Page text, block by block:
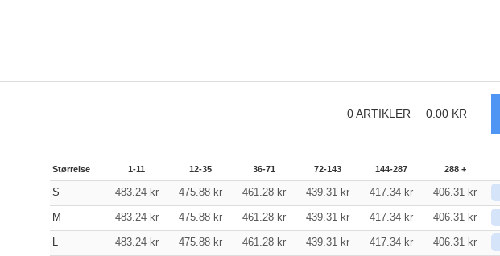
0ARTIKLER 0.00 KR
Størrelse 1-11 12-35 36-71 72-143 144-287 288 +
S 483.24 kr 475.88 kr 461.28 kr 439.31 kr 417.34 kr 406.31 kr
M 483.24 kr 475.88 kr 461.28 kr 439.31 kr 417.34 kr 406.31 kr
483.24 kr 475.88 kr 461.28 kr 439.31 kr 417.34 kr 406.31 kr